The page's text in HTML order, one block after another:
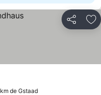
Partilhar
preços
de Gstaad